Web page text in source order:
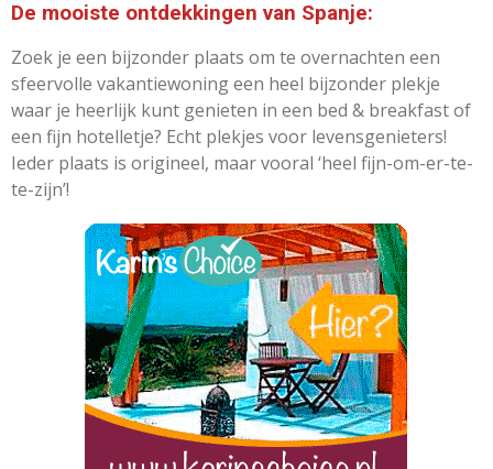
De mooiste ontdekkingen van Spanje:
Zoek je een bijzonder plaats om te overnachten een
sfeervolle vakantiewoning een heel bijzonder plekje
waar je heerlijk kunt genieten in een bed & breakfast of
een fijn hotelletje? Echt plekjes voor levensgenieters!
Ieder plaats is origineel, maar vooral ‘heel fijn-om-er-te-
te-zijn’!